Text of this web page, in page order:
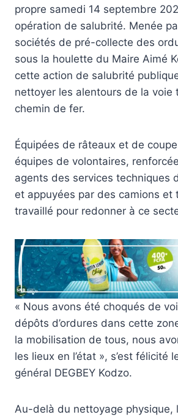
propre samedi 14 septembre
opération de salubrité. Menée
sociétés de pré-collecte des
sous la houlette du Maire Aimé
cette action de salubrité
nettoyer les alentours de la voie
chemin de fer.
Équipées de râteaux et de
équipes de volontaires,
agents des services techniques
et appuyées par des camions et
travaillé pour redonner à ce
« Nous avons été choqués de
dépôts d’ordures dans cette
la mobilisation de tous, nous
les lieux en l’état », s’est félicité
général DEGBEY Kodzo.
Au-delà du nettoyage physique,